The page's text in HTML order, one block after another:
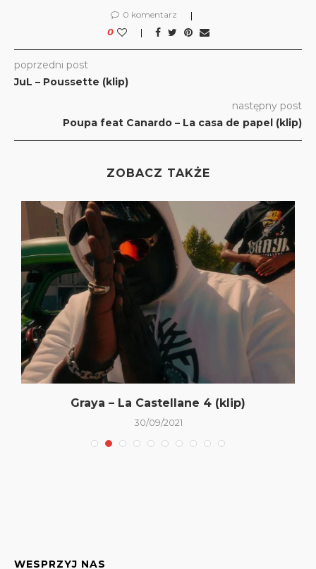
0 komentarz
0
poprzedni post
JuL – Poussette (klip)
następny post
Poupa feat Canardo – La casa de papel (klip)
ZOBACZ TAKŻE
Graya – La Castellane 4 (klip)
30/09/2021
WESPRZYJ NAS